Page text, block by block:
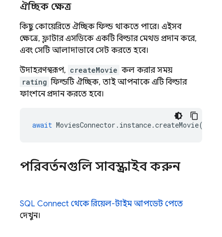
ঐচ্ছিক ক্ষেত্র
কিছু কোয়েরিতে ঐচ্ছিক ফিল্ড থাকতে পারে। এইসব
ক্ষেত্রে, ফ্লাটার এসডিকে একটি বিল্ডার মেথড প্রদান করে,
এবং সেটি আলাদাভাবে সেট করতে হবে।
উদাহরণস্বরূপ, createMovie কল করার সময়
rating ফিল্ডটি ঐচ্ছিক, তাই আপনাকে এটি বিল্ডার
ফাংশনে প্রদান করতে হবে।
await MoviesConnector . instance.createMovie(
পরিবর্তনগুলি সাবস্ক্রাইব করুন
SQL Connect থেকে রিয়েল-টাইম আপডেট পেতে
দেখুন।